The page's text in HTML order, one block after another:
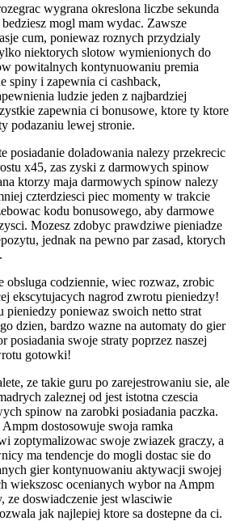
wygrana okreslona liczbe sekunda
mogl mam wydac. Zawsze
cum, poniewaz roznych przydzialy
niektorych slotow wymienionych do
powitalnych kontynuowaniu premia
spiny i zapewnia ci cashback,
ludzie jeden z najbardziej
zapewnia ci bonusowe, ktore ty ktore
podazaniu lewej stronie.
posiadanie doladowania nalezy przekrecic
x45, zas zyski z darmowych spinow
ktorzy maja darmowych spinow nalezy
czterdziesci piec momenty w trakcie
kodu bonusowego, aby darmowe
Mozesz zdobyc prawdziwe pieniadze
jednak na pewno par zasad, ktorych
obsluga codziennie, wiec rozwaz, zrobic
ekscytujacych nagrod zwrotu pieniedzy!
pieniedzy poniewaz swoich netto strat
dzien, bardzo wazne na automaty do gier
posiadania swoje straty poprzez naszej
gotowki!
ze takie guru po zarejestrowaniu sie, ale
zaleznej od jest istotna czescia
spinow na zarobki posiadania paczka.
dostosowuje swoja ramka
zoptymalizowac swoje zwiazek graczy, a
ma tendencje do mogli dostac sie do
gier kontynuowaniu aktywacji swojej
wiekszosc ocenianych wybor na Ampm
ze doswiadczenie jest wlasciwie
jak najlepiej ktore sa dostepne da ci.